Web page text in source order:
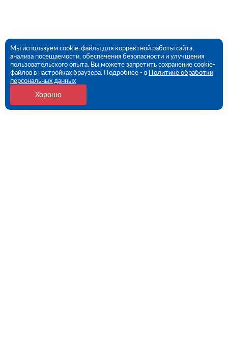
Мы используем cookie-файлы для корректной работы сайта,
анализа посещаемости, обеспечения безопасности и улучшения
пользовательского опыта. Вы можете запретить сохранение cookie-
файлов в настройках браузера. Подробнее - в Политике обработки
персональных данных
Хорошо